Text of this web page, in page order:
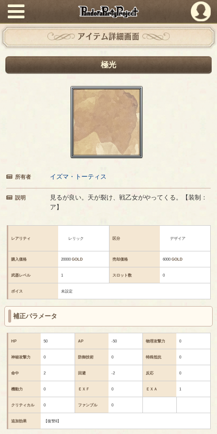
PandoraPartyProject
アイテム詳細画面
極光
所有者 イズマ・トーティス
説明
見るが良い。天が裂け、戦乙女がやってくる。【装制：
ア】
レアリティ レリック 区分 デザイア
購入価格 20000GOLD 売却価格 6000GOLD
武器レベル 1 スロット数 0
ボイス 未設定
補正パラメータ
HP 50 AP -50 物理攻撃力 0
神秘攻撃力 0 防御技術 0 特殊抵抗 0
命中 2 回避 -2 反応 0
機動力 0 ＥＸＦ 0 ＥＸＡ 1
クリティカル 0 ファンブル 0
追加効果 【復讐8】